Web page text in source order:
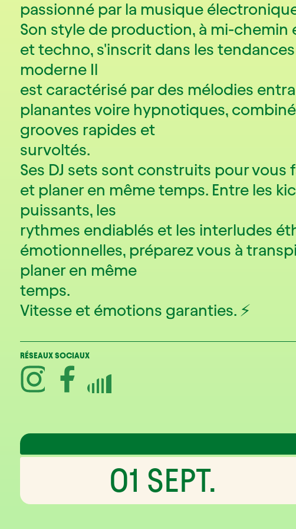
passionné par la musique
Son style de production, à mi-chemin
et techno, s'inscrit dans les
moderne Il
est caractérisé par des mélodies
planantes voire hypnotiques,
grooves rapides et
survoltés.
Ses DJ sets sont construits pour vous
et planer en même temps. Entre les
puissants, les
rythmes endiablés et les interludes
émotionnelles, préparez vous à
planer en même
temps.
Vitesse et émotions garanties. ⚡
RÉSEAUX SOCIAUX
01 SEPT.